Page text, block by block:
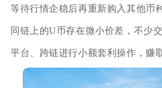
等待行情企稳后再重新购入其他币
同链上的U币存在微小价差，不少
平台、跨链进行小额套利操作，赚